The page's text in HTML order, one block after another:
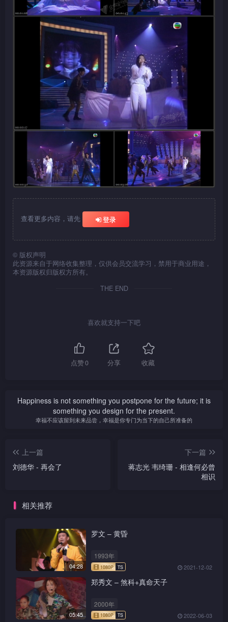
查看更多内容，请先 登录
© 版权声明
此资源来自于网络收集整理，仅供会员交流学习，禁用于商业用途，
本资源版权归版权方所有。
THE END
喜欢就支持一下吧
点赞0 分享 收藏
Happiness is not something you postpone for the future; it is
something you design for the present.
幸福不应该留到未来品尝，幸福是你专门为当下的自己所准备的
上一篇
刘德华 - 再会了
下一篇
蒋志光 韦绮珊 - 相逢何必曾
相识
相关推荐
04:28
罗文 – 黄昏
1993年
2021-12-02
05:45
郑秀文 – 煞科+真命天子
2000年
2022-06-03